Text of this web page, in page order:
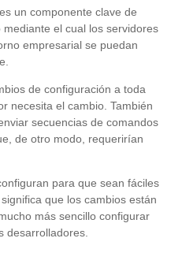
un componente clave de
el cual los servidores
empresarial se puedan
de configuración a toda
necesita el cambio. También
secuencias de comandos
de otro modo, requerirían
para que sean fáciles
que los cambios están
más sencillo configurar
desarrolladores.